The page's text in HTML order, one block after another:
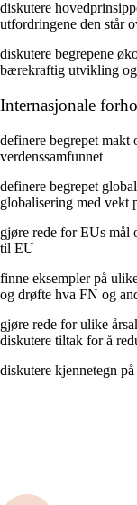
diskutere
utfordringene den står
diskutere begrepene
bærekraftig utvikling
Internasjonale
definere begrepet
verdenssamfunnet
definere begrepet
globalisering med vekt
gjøre rede for EUs mål
til EU
finne eksempler på
og drøfte hva FN og
gjøre rede for ulike
diskutere tiltak for å
diskutere kjennetegn